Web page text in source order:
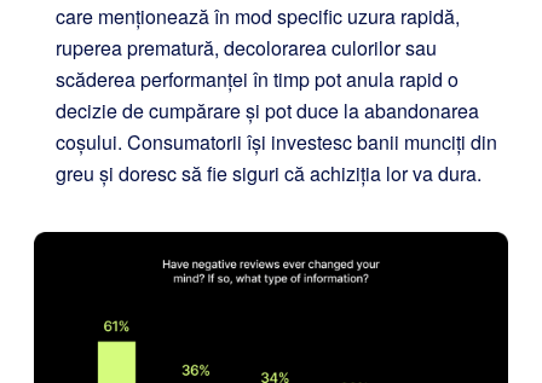
care menționează în mod specific uzura rapidă,
ruperea prematură, decolorarea culorilor sau
scăderea performanței în timp pot anula rapid o
decizie de cumpărare și pot duce la abandonarea
coșului. Consumatorii își investesc banii munciți din
greu și doresc să fie siguri că achiziția lor va dura.